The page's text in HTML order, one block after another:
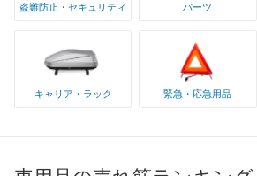
盗難防止・セキュリティ パーツ
キャリア・ラック 緊急・応急用品